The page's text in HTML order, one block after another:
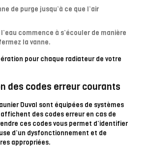
de purge jusqu’à ce que l’air
commence à s’écouler de manière
la vanne.
pour chaque radiateur de votre
des codes erreur courants
Duval sont équipées de systèmes
des codes erreur en cas de
ces codes vous permet d’identifier
d’un dysfonctionnement et de
appropriées.